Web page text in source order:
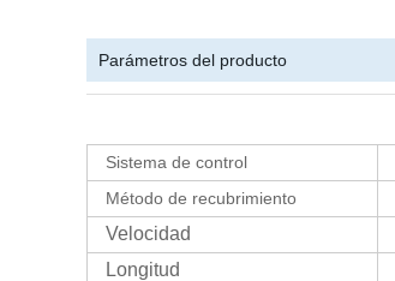
Parámetros del producto
Sistema de control
Método de recubrimiento
Velocidad
Longitud